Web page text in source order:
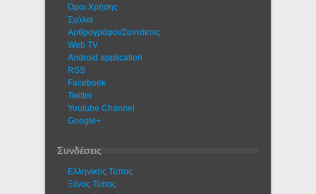
Όροι Χρήσης
Σχόλια
Αρθρογράφοι/Συντάκτες
Web TV
Android application
RSS
Facebook
Twitter
Youtube Channel
Google+
Συνδέσεις
Ελληνικός Τύπος
Ξένος Τύπος